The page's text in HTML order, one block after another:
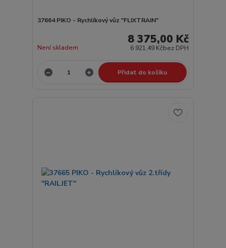
37664 PIKO - Rychlíkový vůz "FLIXTRAIN"
8 375,00 Kč
6 921,49 Kčbez DPH
Není skladem
Přidat do košíku